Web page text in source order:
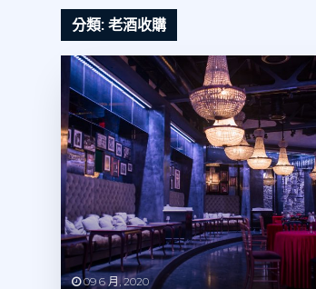
分類:老酒收購
09 6 月, 2020